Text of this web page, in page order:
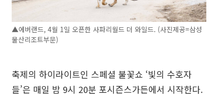
▲에버랜드, 4월 1일 오픈한 사파리월드 더 와일드. (사진제공=삼성
물산리조트부문)
축제의 하이라이트인 스페셜 불꽃쇼 ‘빛의 수호자
들’은 매일 밤 9시 20분 포시즌스가든에서 시작한다.